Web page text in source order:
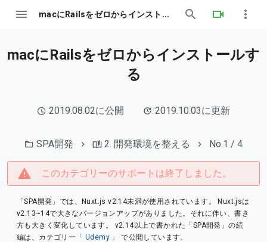
macにRailsをゼロからインストールする
macにRailsをゼロからインストールす
る
2019.08.02に公開 2019.10.03に更新
SPA開発 2. 開発環境を整える No.1 / 4
このカテゴリーのサポートは終了しました。
「SPA開発」では、Nuxt.js v2.14未満が使用されています。 Nuxt.jsは
v2.13~14で大きなバージョンアップがありました。それに伴い、書き
方も大きく変化しています。 v2.14以上で書かれた「SPA開発」の続
編は、カテゴリー「Udemy 」 で公開しています。